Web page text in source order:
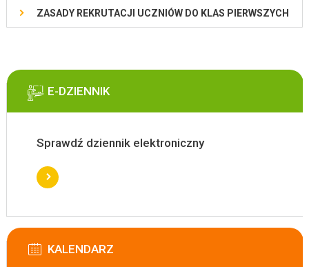
ZASADY REKRUTACJI UCZNIÓW DO KLAS PIERWSZYCH
E-DZIENNIK
Sprawdź dziennik elektroniczny
KALENDARZ